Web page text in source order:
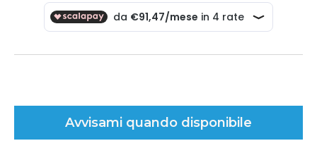
Avvisami quando disponibile